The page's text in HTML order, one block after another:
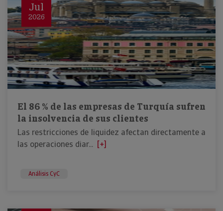
Jul
2026
El 86 % de las empresas de Turquía sufren
la insolvencia de sus clientes
Las restricciones de liquidez afectan directamente a
las operaciones diar... [+]
Análisis CyC